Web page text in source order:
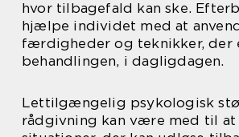
hvor tilbagefald kan ske.
hjælpe individet med at
færdigheder og teknikker, der
behandlingen, i dagligdagen.
Lettilgængelig psykologisk
rådgivning kan være med til at